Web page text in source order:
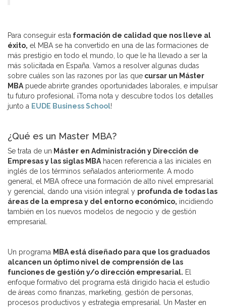
Para conseguir esta formación de calidad que nos lleve al
éxito, el MBA se ha convertido en una de las formaciones de
más prestigio en todo el mundo, lo que le ha llevado a ser la
más solicitada en España. Vamos a resolver algunas dudas
sobre cuáles son las razones por las que cursar un Máster
MBApuede abrirte grandes oportunidades laborales, e impulsar
tu futuro profesional. ¡Toma nota y descubre todos los detalles
junto a EUDE Business School!
¿Qué es un Master MBA?
Se trata de un Máster en Administración y Dirección de
Empresas y las siglas MBAhacen referencia a las iniciales en
inglés de los términos señalados anteriormente. A modo
general, el MBA ofrece una formación de alto nivel empresarial
y gerencial, dando una visión integral y profunda de todas las
áreas de la empresa y del entorno económico, incidiendo
también en los nuevos modelos de negocio y de gestión
empresarial.
Un programa MBA está diseñado para que los graduados
alcancen un óptimo nivel de comprensión de las
funciones de gestión y/o dirección empresarial. El
enfoque formativo del programa está dirigido hacia el estudio
de áreas como finanzas, marketing, gestión de personas,
procesos productivos y estrategia empresarial. Un Master en